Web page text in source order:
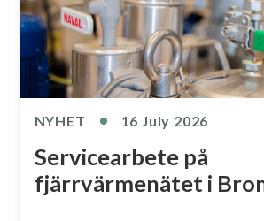
NYHET 16 July 2026
Servicearbete på
fjärrvärmenätet i